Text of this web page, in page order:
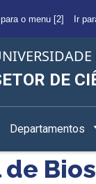
o menu [2] Ir
DE
Departamentos